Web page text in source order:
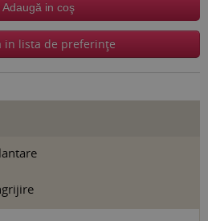
Adaugă in coş
in lista de preferinţe